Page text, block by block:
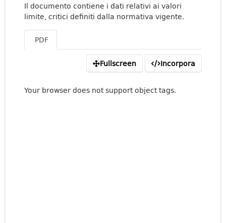
Il documento contiene i dati relativi ai valori
limite, critici definiti dalla normativa vigente.
PDF
Fullscreen Incorpora
Your browser does not support object tags.